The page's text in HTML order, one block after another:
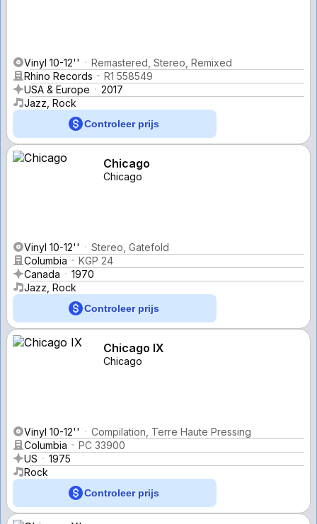
Vinyl 10-12''
Remastered, Stereo, Remixed
Rhino Records
R1 558549
USA & Europe
2017
Jazz, Rock
Controleer prijs
Chicago
Chicago
Vinyl 10-12''
Stereo, Gatefold
Columbia
KGP 24
Canada
1970
Jazz, Rock
Controleer prijs
Chicago IX
Chicago
Vinyl 10-12''
Compilation, Terre Haute Pressing
Columbia
PC 33900
US
1975
Rock
Controleer prijs